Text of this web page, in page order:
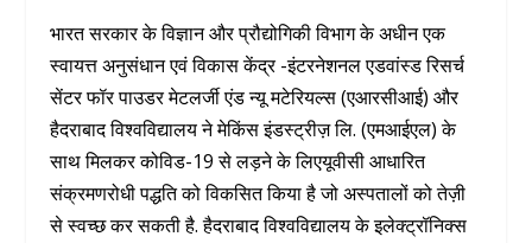
भारत सरकार के विज्ञान और प्रौद्योगिकी विभाग के अधीन एक
स्वायत्त अनुसंधान एवं विकास केंद्र -इंटरनेशनल एडवांस्ड रिसर्च
सेंटर फॉर पाउडर मेटलर्जी एंड न्यू मटेरियल्स (एआरसीआई) और
हैदराबाद विश्वविद्यालय ने मेकिंस इंडस्ट्रीज़ लि. (एमआईएल) के
साथ मिलकर कोविड-19 से लड़ने के लिएयूवीसी आधारित
संक्रमणरोधी पद्धति को विकसित किया है जो अस्पतालों को तेज़ी
से स्वच्छ कर सकती है. हैदराबाद विश्वविद्यालय के इलेक्ट्रॉनिक्स